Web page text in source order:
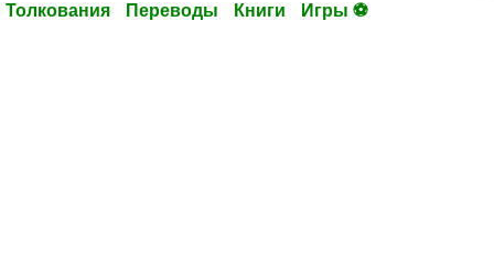
Толкования Переводы Книги Игры ⚽